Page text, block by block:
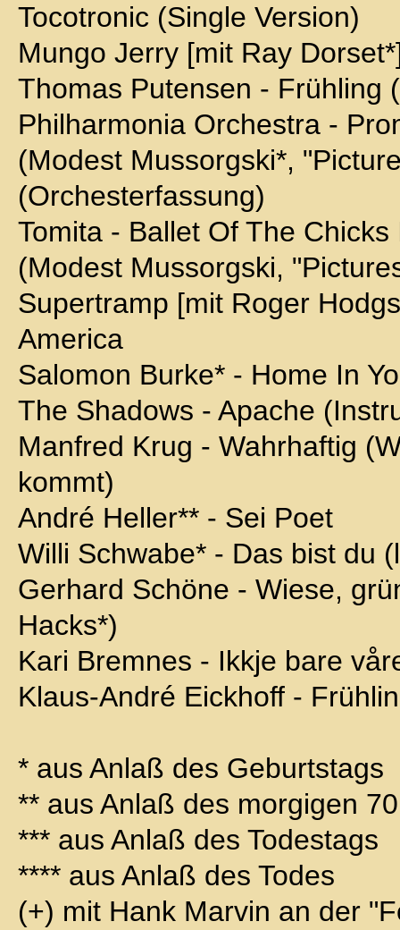
Tocotronic (Single Version)
Mungo Jerry [mit Ray
Thomas Putensen - Frühling
Philharmonia Orchestra -
(Modest Mussorgski*,
(Orchesterfassung)
Tomita - Ballet Of The
(Modest Mussorgski,
Supertramp [mit Roger
America
Salomon Burke* - Home In
The Shadows - Apache
Manfred Krug - Wahrhaftig
kommt)
André Heller** - Sei Poet
Willi Schwabe* - Das bist du
Gerhard Schöne - Wiese,
Hacks*)
Kari Bremnes - Ikkje bare
Klaus-André Eickhoff -
* aus Anlaß des Geburtstags
** aus Anlaß des morgigen
*** aus Anlaß des Todestags
**** aus Anlaß des Todes
(+) mit Hank Marvin an der